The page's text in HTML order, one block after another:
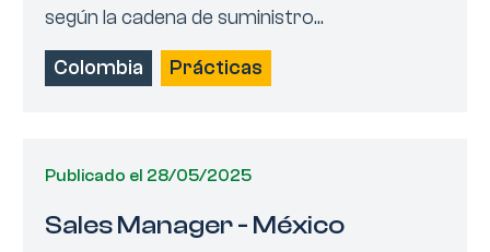
según la cadena de suministro...
Colombia Prácticas
Publicado el 28/05/2025
Sales Manager - México